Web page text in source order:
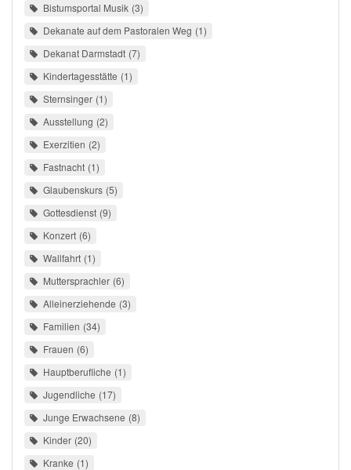
Bistumsportal Musik 3
Dekanate auf dem Pastoralen Weg 1
Dekanat Darmstadt 7
Kindertagesstätte 1
Sternsinger 1
Ausstellung 2
Exerzitien 2
Fastnacht 1
Glaubenskurs 5
Gottesdienst 9
Konzert 6
Wallfahrt 1
Muttersprachler 6
Alleinerziehende 3
Familien 34
Frauen 6
Hauptberufliche 1
Jugendliche 17
Junge Erwachsene 8
Kinder 20
Kranke 1